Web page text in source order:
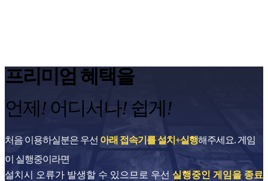
프리미엄 혜택을
언제 ! 어디서나! 쉽게 !
처음 이용하실분은 우선 아래 접속기를 설치+실행해주세요. 게임
이 실행중이라면
설치시 오류가 발생할 수 있으므로 우선 실행중인 게임을 종료